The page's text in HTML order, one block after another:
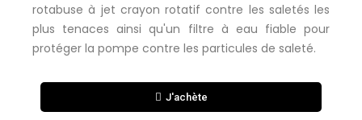
rotabuse à jet crayon rotatif contre les saletés les
plus tenaces ainsi qu'un filtre à eau fiable pour
protéger la pompe contre les particules de saleté.
J'achète